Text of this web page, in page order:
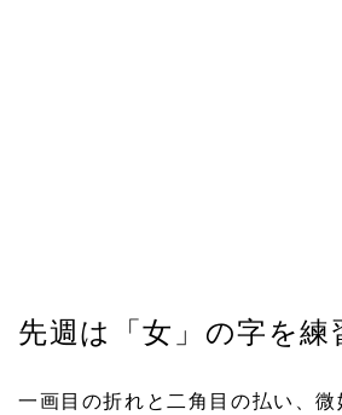
先週は「女」の字を練
一画目の折れと二角目の払い、